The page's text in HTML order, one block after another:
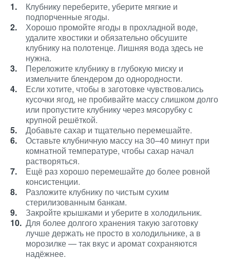
Клубнику переберите, уберите мягкие и
подпорченные ягоды.
Хорошо промойте ягоды в прохладной воде,
удалите хвостики и обязательно обсушите
клубнику на полотенце. Лишняя вода здесь не
нужна.
Переложите клубнику в глубокую миску и
измельчите блендером до однородности.
Если хотите, чтобы в заготовке чувствовались
кусочки ягод, не пробивайте массу слишком долго
или пропустите клубнику через мясорубку с
крупной решёткой.
Добавьте сахар и тщательно перемешайте.
Оставьте клубничную массу на 30–40 минут при
комнатной температуре, чтобы сахар начал
растворяться.
Ещё раз хорошо перемешайте до более ровной
консистенции.
Разложите клубнику по чистым сухим
стерилизованным банкам.
Закройте крышками и уберите в холодильник.
Для более долгого хранения такую заготовку
лучше держать не просто в холодильнике, а в
морозилке — так вкус и аромат сохраняются
надёжнее.